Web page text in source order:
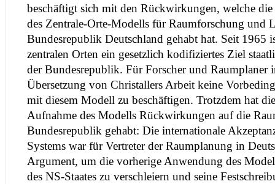
beschäftigt sich mit den Rückwirkungen, welche
des Zentrale-Orte-Modells für Raumforschung und
Bundesrepublik Deutschland gehabt hat. Seit 1965
zentralen Orten ein gesetzlich kodifiziertes Ziel
der Bundesrepublik. Für Forscher und Raumplaner
Übersetzung von Christallers Arbeit keine
mit diesem Modell zu beschäftigen. Trotzdem hat
Aufnahme des Modells Rückwirkungen auf die
Bundesrepublik gehabt: Die internationale
Systems war für Vertreter der Raumplanung in
Argument, um die vorherige Anwendung des
des NS-Staates zu verschleiern und seine